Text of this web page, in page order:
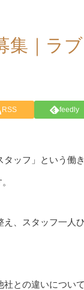
｜ラ
RSS feedly
ッフ」という働
、スタッフ一人
との違いについ